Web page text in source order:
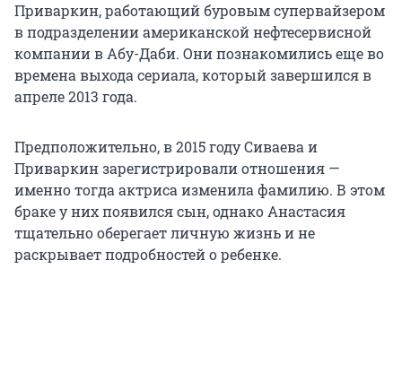
Приваркин, работающий буровым супервайзером
в подразделении американской нефтесервисной
компании в Абу-Даби. Они познакомились еще во
времена выхода сериала, который завершился в
апреле 2013 года.
Предположительно, в 2015 году Сиваева и
Приваркин зарегистрировали отношения —
именно тогда актриса изменила фамилию. В этом
браке у них появился сын, однако Анастасия
тщательно оберегает личную жизнь и не
раскрывает подробностей о ребенке.